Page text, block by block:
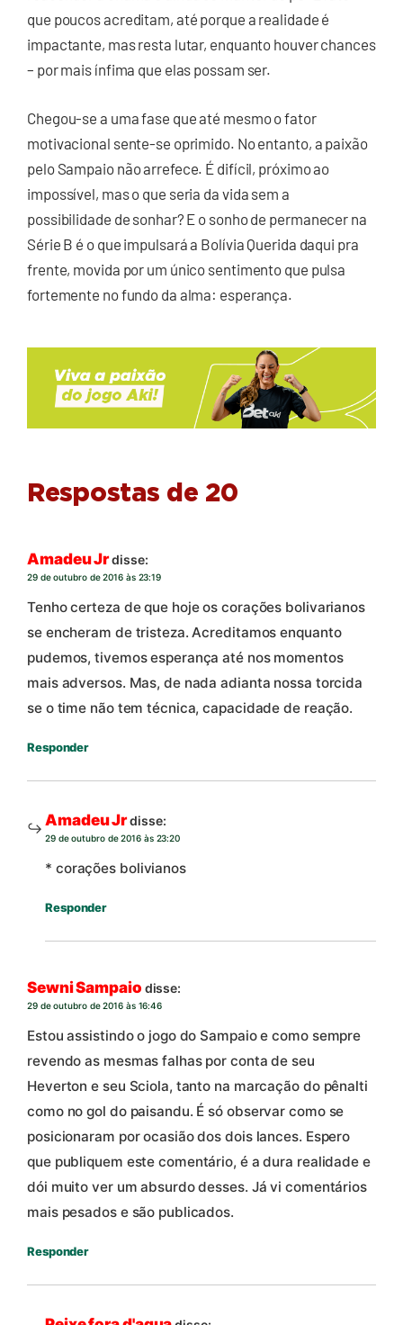
que poucos acreditam, até porque a realidade é
impactante, mas resta lutar, enquanto houver chances
– por mais ínfima que elas possam ser.
Chegou-se a uma fase que até mesmo o fator
motivacional sente-se oprimido. No entanto, a paixão
pelo Sampaio não arrefece. É difícil, próximo ao
impossível, mas o que seria da vida sem a
possibilidade de sonhar? E o sonho de permanecer na
Série B é o que impulsará a Bolívia Querida daqui pra
frente, movida por um único sentimento que pulsa
fortemente no fundo da alma: esperança.
Respostas de 20
Amadeu Jrdisse:
29 de outubro de 2016 às 23:19
Tenho certeza de que hoje os corações bolivarianos
se encheram de tristeza. Acreditamos enquanto
pudemos, tivemos esperança até nos momentos
mais adversos. Mas, de nada adianta nossa torcida
se o time não tem técnica, capacidade de reação.
Responder
Amadeu Jrdisse:
29 de outubro de 2016 às 23:20
* corações bolivianos
Responder
Sewni Sampaio disse:
29 de outubro de 2016 às 16:46
Estou assistindo o jogo do Sampaio e como sempre
revendo as mesmas falhas por conta de seu
Heverton e seu Sciola, tanto na marcação do pênalti
como no gol do paisandu. É só observar como se
posicionaram por ocasião dos dois lances. Espero
que publiquem este comentário, é a dura realidade e
dói muito ver um absurdo desses. Já vi comentários
mais pesados e são publicados.
Responder